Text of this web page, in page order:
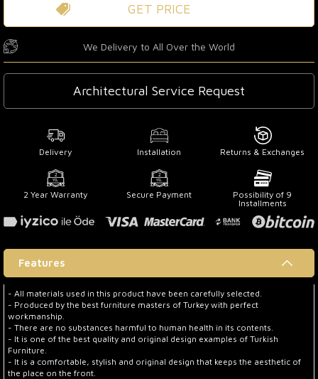
GET PRICE
We Delivery to All Over the World
Architectural Service Request
Delivery Installation Returns & Exchanges
2 Year Warranty Secure Payment
Possibility of 9
Installments
Features
- All materials used in this product have been carefully selected.
- Produced by the best furniture masters of Turkey with perfect
workmanship.
- There are no substances harmful to human health in its contents.
- It is one of the best quality and original design examples of Turkish
Furniture.
- It is a comfortable, stylish and original design that keeps the aesthetic of
the place on the front.